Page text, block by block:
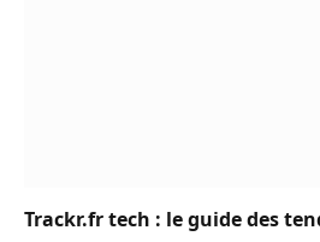
Trackr.fr tech : le guide des